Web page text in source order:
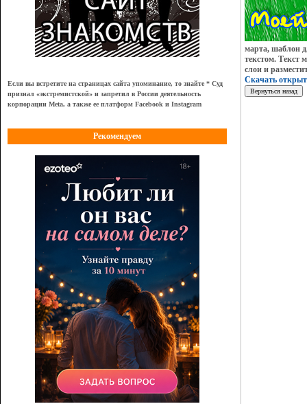
Если вы встретите на страницах сайта упоминание, то знайте * Суд
признал «экстремистской» и запретил в России деятельность
корпорации Meta, а также ее платформ Facebook и Instagram
Рекомендуем
марта, шаблон
текстом. Текст
слои и
Скачать